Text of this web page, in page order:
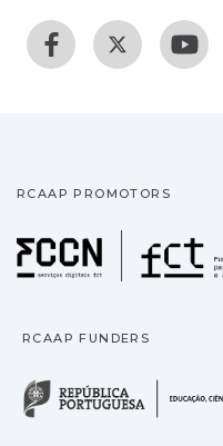
RCAAP PROMOTORS
RCAAP FUNDERS